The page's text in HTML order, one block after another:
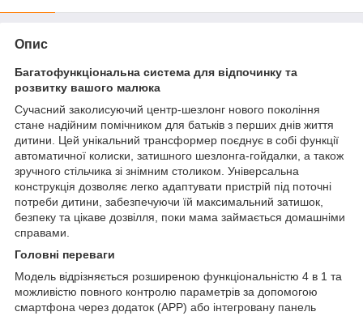
Опис
Багатофункціональна система для відпочинку та
розвитку вашого малюка
Сучасний заколисуючий центр-шезлонг нового покоління
стане надійним помічником для батьків з перших днів життя
дитини. Цей унікальний трансформер поєднує в собі функції
автоматичної колиски, затишного шезлонга-гойдалки, а також
зручного стільчика зі знімним столиком. Універсальна
конструкція дозволяє легко адаптувати пристрій під поточні
потреби дитини, забезпечуючи їй максимальний затишок,
безпеку та цікаве дозвілля, поки мама займається домашніми
справами.
Головні переваги
Модель відрізняється розширеною функціональністю 4 в 1 та
можливістю повного контролю параметрів за допомогою
смартфона через додаток (APP) або інтегровану панель